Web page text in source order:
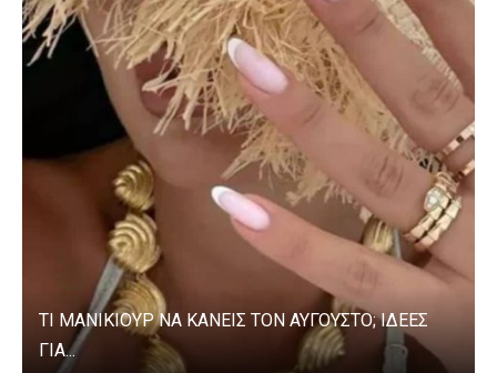
ΤΙ ΜΑΝΙΚΙΟΥΡ ΝΑ ΚΑΝΕΙΣ ΤΟΝ ΑΥΓΟΥΣΤΟ; ΙΔΕΕΣ
ΓΙΑ...